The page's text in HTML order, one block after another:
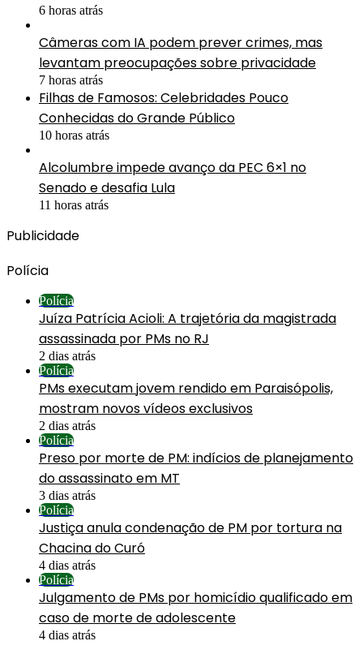
6 horas atrás
Câmeras com IA podem prever crimes, mas
levantam preocupações sobre privacidade
7 horas atrás
Filhas de Famosos: Celebridades Pouco
Conhecidas do Grande Público
10 horas atrás
Alcolumbre impede avanço da PEC 6×1 no
Senado e desafia Lula
11 horas atrás
Publicidade
Polícia
Polícia
Juíza Patrícia Acioli: A trajetória da magistrada
assassinada por PMs no RJ
2 dias atrás
Polícia
PMs executam jovem rendido em Paraisópolis,
mostram novos vídeos exclusivos
2 dias atrás
Polícia
Preso por morte de PM: indícios de planejamento
do assassinato em MT
3 dias atrás
Polícia
Justiça anula condenação de PM por tortura na
Chacina do Curó
4 dias atrás
Polícia
Julgamento de PMs por homicídio qualificado em
caso de morte de adolescente
4 dias atrás